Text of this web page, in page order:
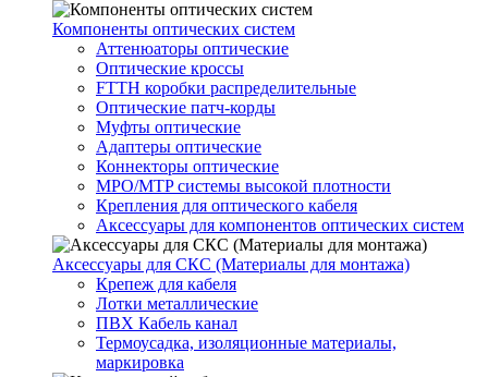
Компоненты оптических систем
Аттенюаторы оптические
Оптические кроссы
FTTH коробки распределительные
Оптические патч-корды
Муфты оптические
Адаптеры оптические
Коннекторы оптические
MPO/MTP системы высокой плотности
Крепления для оптического кабеля
Аксессуары для компонентов оптических систем
Аксессуары для СКС (Материалы для монтажа)
Крепеж для кабеля
Лотки металлические
ПВХ Кабель канал
Термоусадка, изоляционные материалы,
маркировка